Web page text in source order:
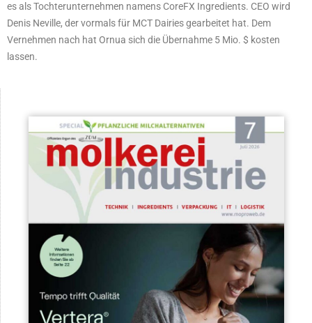
es als Tochterunternehmen namens CoreFX Ingredients. CEO wird
Denis Neville, der vormals für MCT Dairies gearbeitet hat. Dem
Vernehmen nach hat Ornua sich die Übernahme 5 Mio. $ kosten
lassen.